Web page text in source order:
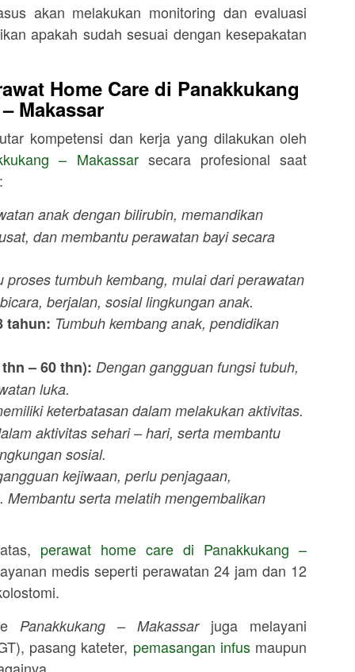
akan melakukan monitoring dan evaluasi
apakah sudah sesuai dengan kesepakatan
Home Care di Panakkukang
– Makassar
kompetensi dan kerja yang dilakukan oleh
– Makassarsecara profesional saat
anak dengan bilirubin, memandikan
dan membantu perawatan bayi secara
proses tumbuh kembang, mulai dari perawatan
berjalan, sosial lingkungan anak.
tahun: Tumbuh kembang anak, pendidikan
– 60 thn): Dengan gangguan fungsi tubuh,
luka.
keterbatasan dalam melakukan aktivitas.
aktivitas sehari – hari, serta membantu
sosial.
kejiwaan, perlu penjagaan,
Membantu serta melatih mengembalikan
perawat home care di Panakkukang –
medis seperti perawatan 24 jam dan 12
Panakkukang – Makassarjuga melayani
pasang kateter, pemasangan infus maupun